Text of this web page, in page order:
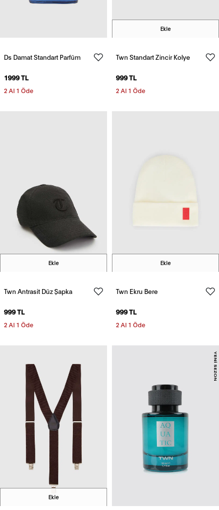
Ds Damat Standart Parfüm
1999 TL
2 Al 1 Öde
Ekle
Twn Standart Zincir Kolye
999 TL
2 Al 1 Öde
Ekle
Twn Antrasit Düz Şapka
999 TL
2 Al 1 Öde
Ekle
Twn Ekru Bere
999 TL
2 Al 1 Öde
Ekle